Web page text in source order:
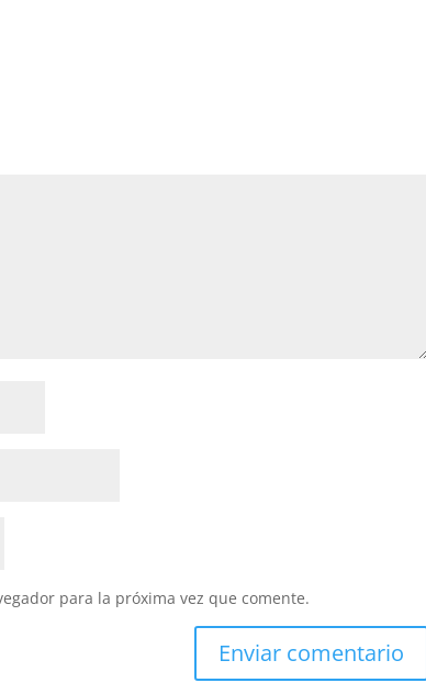
para la próxima vez que comente.